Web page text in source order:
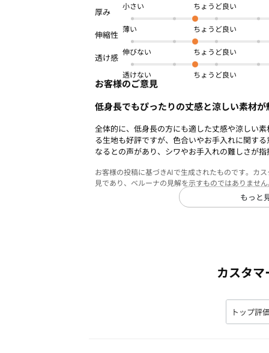
体型カバー のびのび
商品番号： OWEA-00240
小さい
薄い
伸びない
透けない
お客様のご意見
低身長でもぴったりの丈感と涼しい素材
全体的に、低身長の方にも適した丈感や涼しい
る生地も好評ですが、色合いやお手入れに関す
なるとの声があり、シワやお手入れの難しさが
お客様の投稿に基づきAIで生成されたものです。カ
見であり、ベルーナの見解を示すものではありませ
もっと
カスタ